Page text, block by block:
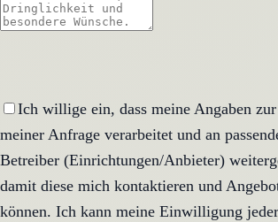
Ich willige ein, dass meine Angaben
meiner Anfrage verarbeitet und an
Betreiber (Einrichtungen/Anbieter)
damit diese mich kontaktieren und
können. Ich kann meine Einwilligung